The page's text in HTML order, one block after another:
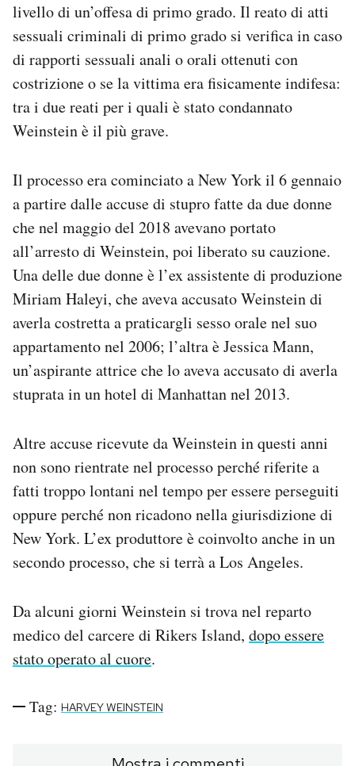
livello di un’offesa di primo grado. Il reato di atti
sessuali criminali di primo grado si verifica in caso
di rapporti sessuali anali o orali ottenuti con
costrizione o se la vittima era fisicamente indifesa:
tra i due reati per i quali è stato condannato
Weinstein è il più grave.
Il processo era cominciato a New York il 6 gennaio
a partire dalle accuse di stupro fatte da due donne
che nel maggio del 2018 avevano portato
all’arresto di Weinstein, poi liberato su cauzione.
Una delle due donne è l’ex assistente di produzione
Miriam Haleyi, che aveva accusato Weinstein di
averla costretta a praticargli sesso orale nel suo
appartamento nel 2006; l’altra è Jessica Mann,
un’aspirante attrice che lo aveva accusato di averla
stuprata in un hotel di Manhattan nel 2013.
Altre accuse ricevute da Weinstein in questi anni
non sono rientrate nel processo perché riferite a
fatti troppo lontani nel tempo per essere perseguiti
oppure perché non ricadono nella giurisdizione di
New York. L’ex produttore è coinvolto anche in un
secondo processo, che si terrà a Los Angeles.
Da alcuni giorni Weinstein si trova nel reparto
medico del carcere di Rikers Island, dopo essere
stato operato al cuore.
Tag: HARVEY WEINSTEIN